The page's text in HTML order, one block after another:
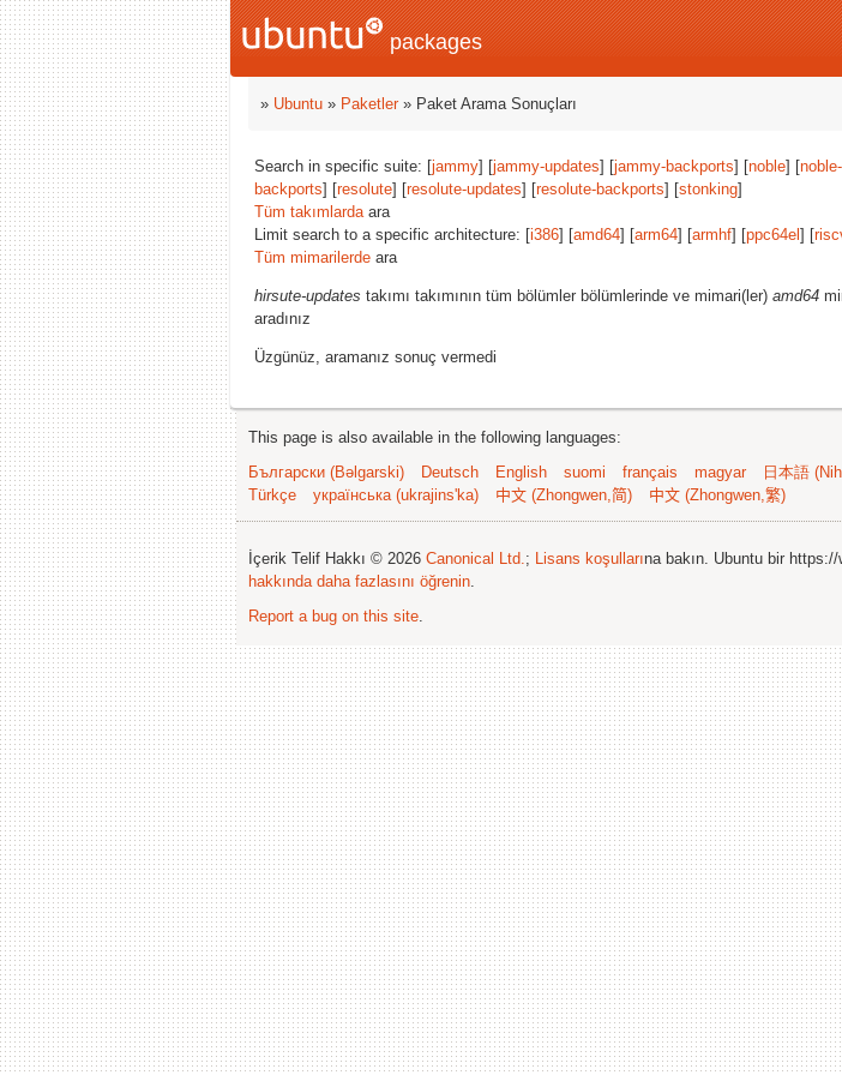
packages
» Ubuntu » Paketler» Paket Arama Sonuçları
Search in specific suite: [jammy] [jammy-updates] [jammy-backports] [noble] [
backports] [resolute] [resolute-updates] [resolute-backports] [stonking]
Tüm takımlardaara
Limit search to a specific architecture: [i386] [amd64] [arm64] [armhf] [ppc64el ] [
Tüm mimarilerde ara
hirsute-updates takımı takımının tüm bölümler bölümlerinde ve mimari(ler) amd64
aradınız
Üzgünüz, aramanız sonuç vermedi
This page is also available in the following languages:
Български (Bəlgarski)
Deutsch English suomi français magyar 日本語
Türkçe
українська (ukrajins'ka) 中文 (Zhongwen,简) 中文 (Zhongwen,繁)
İçerik Telif Hakkı © 2026 Canonical Ltd.; Lisans koşullarına bakın. Ubuntu bir
hakkında daha fazlasını öğrenin.
Report a bug on this site.